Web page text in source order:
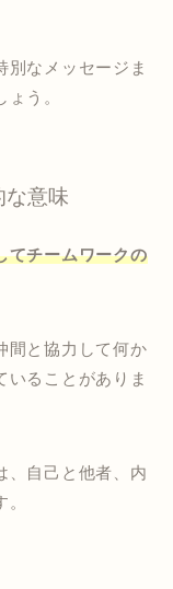
別なメッセージま
う。
な意味
てチームワークの
間と協力して何か
いることがありま
、自己と他者、内